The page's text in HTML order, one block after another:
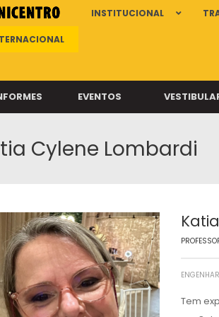
INSTITUCIONAL
EVENTOS
Cylene Lombardi
Tem